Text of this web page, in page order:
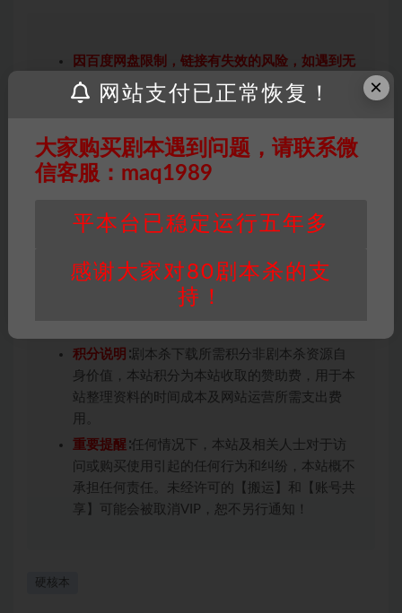
因百度网盘限制，链接有失效的风险，如遇到无
效链接请联系客服补发！！！网盘不限速下载神
器→ 点此下载←
投稿+个人整理而来，仅供学习研究使用，请勿
用于商业用途!任何人访问、浏览本站，购买或
条约约束，并遵守所有适用的法律法规。
权均属于机关版权或权利人。如有侵权，请发邮
件通知并提供相关证实资料至邮箱
448271243@qq.com，如若情况属实，我们将
积分说明 ∶剧本杀下载所需积分非剧本杀资源自
身价值，本站积分为本站收取的赞助费，用于本
站整理资料的时间成本及网站运营所需支出费
用。
重要提醒 ∶任何情况下，本站及相关人士对于访
问或购买使用引起的任何行为和纠纷，本站概不
承担任何责任。未经许可的【搬运】和【账号共
享】可能会被取消VIP，恕不另行通知！
硬核本
×
网站支付已正常恢复！
大家购买剧本遇到问题，请联系微
信客服：maq1989
平本台已稳定运行五年多
感谢大家对80剧本杀的支
持！